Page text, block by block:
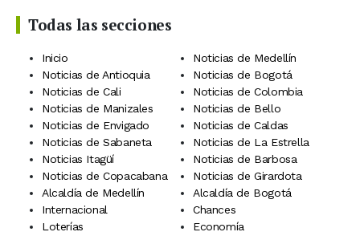
Todas las secciones
Inicio
Noticias de Medellín
Noticias de Antioquia
Noticias de Bogotá
Noticias de Cali
Noticias de Colombia
Noticias de Manizales
Noticias de Bello
Noticias de Envigado
Noticias de Caldas
Noticias de Sabaneta
Noticias de La Estrella
Noticias Itagüí
Noticias de Barbosa
Noticias de Copacabana
Noticias de Girardota
Alcaldía de Medellín
Alcaldía de Bogotá
Internacional
Chances
Loterías
Economía